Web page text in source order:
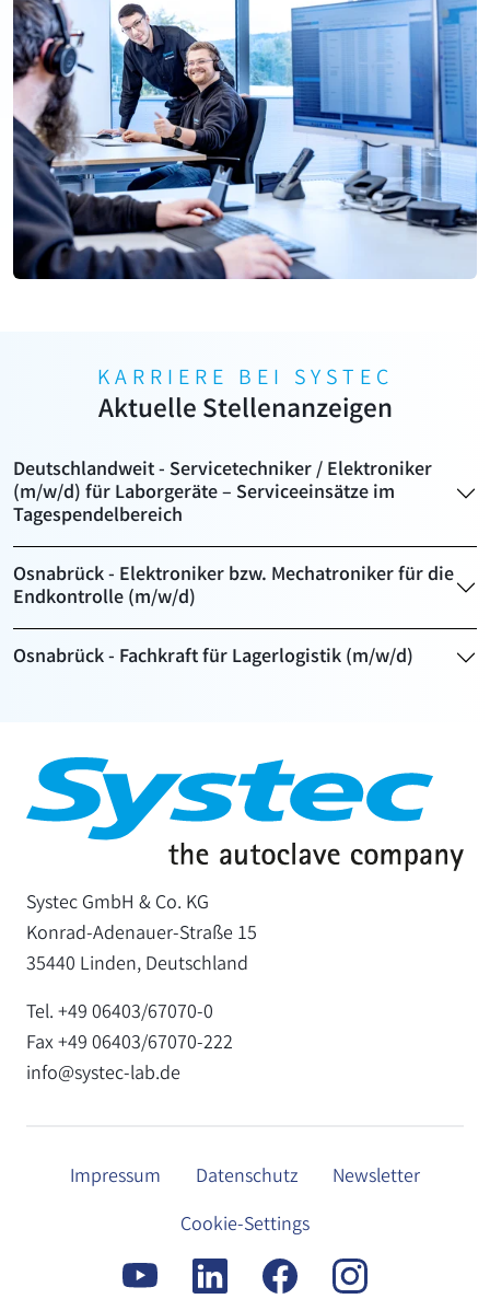
KARRIERE BEI SYSTEC
Aktuelle Stellenanzeigen
Deutschlandweit - Servicetechniker / Elektroniker
(m/w/d) für Laborgeräte – Serviceeinsätze im
Tagespendelbereich
Osnabrück - Elektroniker bzw. Mechatroniker für die
Endkontrolle (m/w/d)
Osnabrück - Fachkraft für Lagerlogistik (m/w/d)
Systec GmbH & Co. KG
Konrad-Adenauer-Straße 15
35440 Linden, Deutschland
Tel. +49 06403/67070-0
Fax +49 06403/67070-222
info@systec-lab.de
Impressum Datenschutz
Newsletter
Cookie-Settings